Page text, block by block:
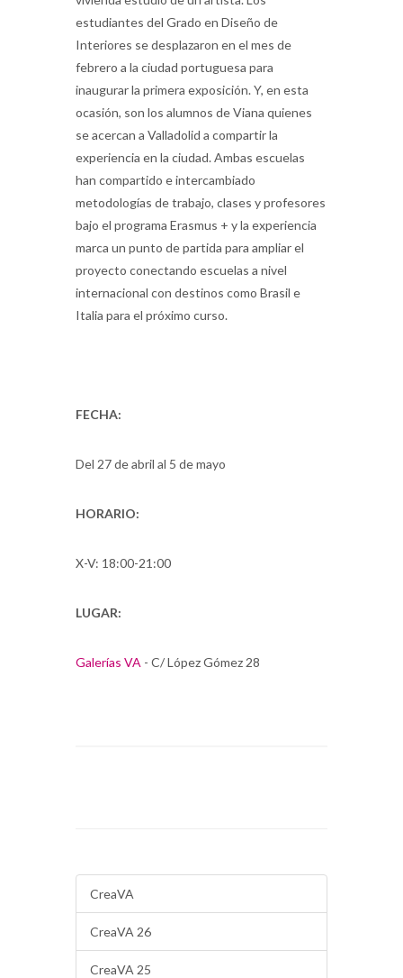
estudiantes del Grado en Diseño de
Interiores se desplazaron en el mes de
febrero a la ciudad portuguesa para
inaugurar la primera exposición. Y, en esta
ocasión, son los alumnos de Viana quienes
se acercan a Valladolid a compartir la
experiencia en la ciudad. Ambas escuelas
han compartido e intercambiado
metodologías de trabajo, clases y profesores
bajo el programa Erasmus + y la experiencia
marca un punto de partida para ampliar el
proyecto conectando escuelas a nivel
internacional con destinos como Brasil e
Italia para el próximo curso.
FECHA:
Del 27 de abril al 5 de mayo
HORARIO:
X-V: 18:00-21:00
LUGAR:
Galerías VA - C/ López Gómez 28
CreaVA
CreaVA 26
CreaVA 25